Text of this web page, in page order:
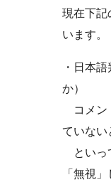
現在下記
います。
・日本
か）
コメン
ていない
といっ
「無視